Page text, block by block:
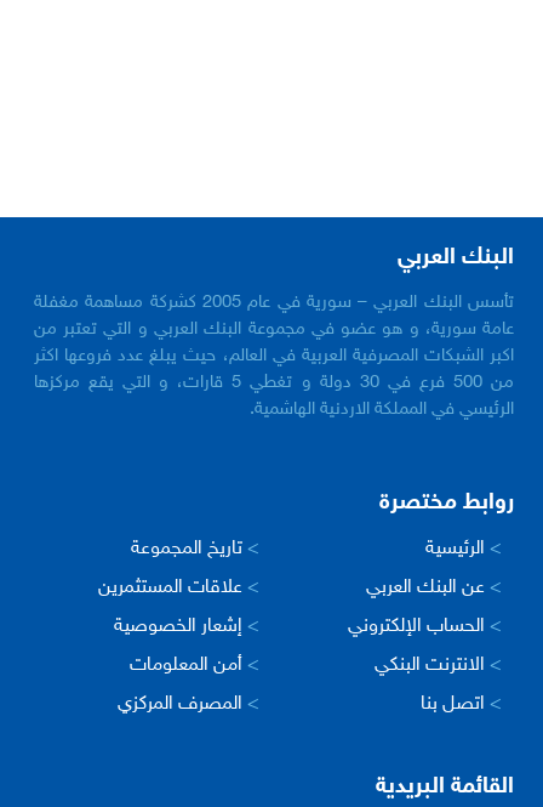
البنك العربي
تأسس البنك العربي – سورية في عام 2005 كشركة مساهمة مغفلة
عامة سورية، و هو عضو في مجموعة البنك العربي و التي تعتبر من
اكبر الشبكات المصرفية العربية في العالم، حيث يبلغ عدد فروعها اكثر
من 500 فرع في 30 دولة و تغطي 5 قارات، و التي يقع مركزها
الرئيسي في المملكة الاردنية الهاشمية.
روابط مختصرة
> الرئيسية > تاريخ المجموعة
> عن البنك العربي > علاقات المستثمرين
> الحساب الإلكتروني > إشعار الخصوصية
> الانترنت البنكي > أمن المعلومات
> اتصل بنا > المصرف المركزي
القائمة البريدية